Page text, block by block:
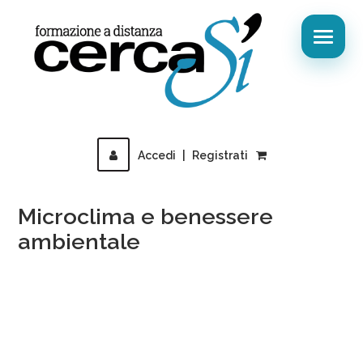
Accedi Registrati
Microclima e benessere
ambientale